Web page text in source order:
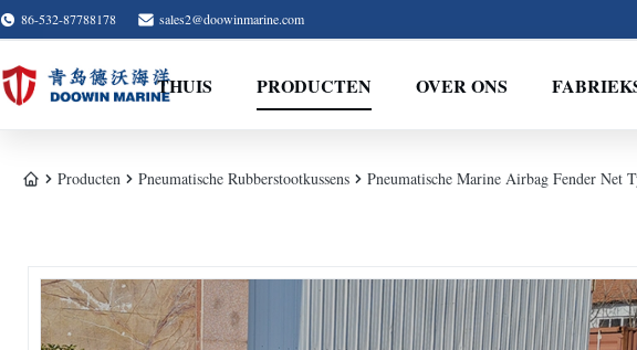
86-532-87788178 sales2@doowinmarine.com
THUIS PRODUCTEN OVER ONS
Producten Pneumatische Rubberstootkussens Pneumatische Marine Airbag Fender Net